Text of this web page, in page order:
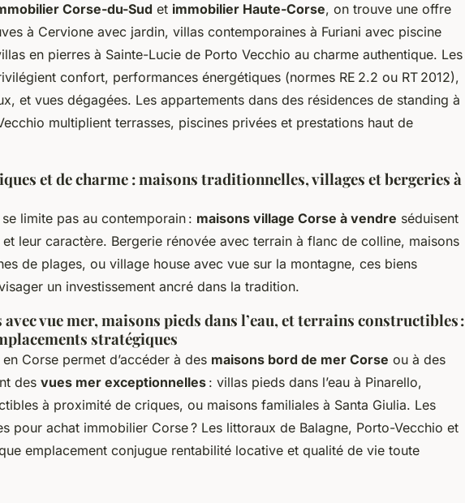
Corse-du-Sud et immobilier Haute-Corse, on trouve une offre
à Cervione avec jardin, villas contemporaines à Furiani avec piscine
en pierres à Sainte-Lucie de Porto Vecchio au charme authentique. Les
confort, performances énergétiques (normes RE 2.2 ou RT 2012),
et vues dégagées. Les appartements dans des résidences de standing à
multiplient terrasses, piscines privées et prestations haut de
et de charme : maisons traditionnelles, villages et bergeries à
se limite pas au contemporain : maisons village Corse à vendre séduisent
leur caractère. Bergerie rénovée avec terrain à flanc de colline, maisons
de plages, ou village house avec vue sur la montagne, ces biens
un investissement ancré dans la tradition.
vue mer, maisons pieds dans l’eau, et terrains constructibles :
stratégiques
Corse permet d’accéder à des maisons bord de mer Corse ou à des
des vues mer exceptionnelles : villas pieds dans l’eau à Pinarello,
à proximité de criques, ou maisons familiales à Santa Giulia. Les
pour achat immobilier Corse ? Les littoraux de Balagne, Porto-Vecchio et
emplacement conjugue rentabilité locative et qualité de vie toute